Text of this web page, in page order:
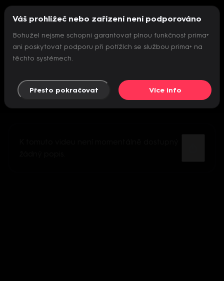
Nepodařilo se inicializovat přehrávač
Váš prohlížeč nebo zařízení není podporováno
Bohužel nejsme schopni garantovat plnou funkčnost prima+
ani poskytovat podporu při potížích se službou prima+ na
těchto systémech.
Přesto pokračovat Více info